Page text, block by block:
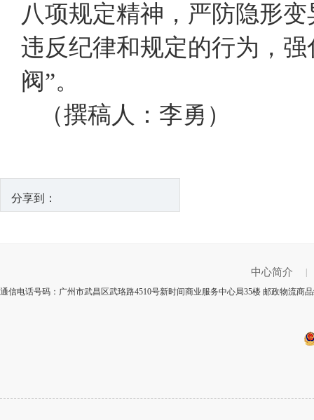
八项规定精神，严防隐形
违反纪律和规定的行为，
阀”。
（撰稿人：李勇）
分享到：
中心简介
通信电话号码：广州市武昌区武珞路4510号新时间商业服务中心局35楼 邮政物流商